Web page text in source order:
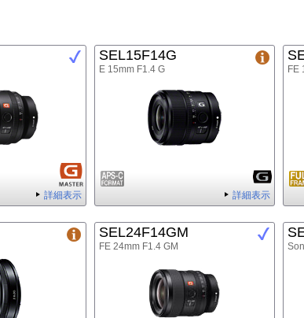
詳細表示
SEL15F14G
E 15mm F1.4 G
詳細表示
FE
SEL24F14GM
FE 24mm F1.4 GM